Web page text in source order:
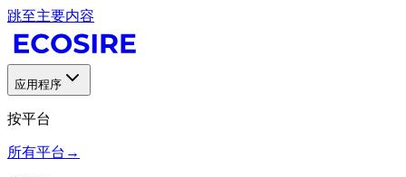
跳至主要内容
应用程序
按平台
所有平台 →